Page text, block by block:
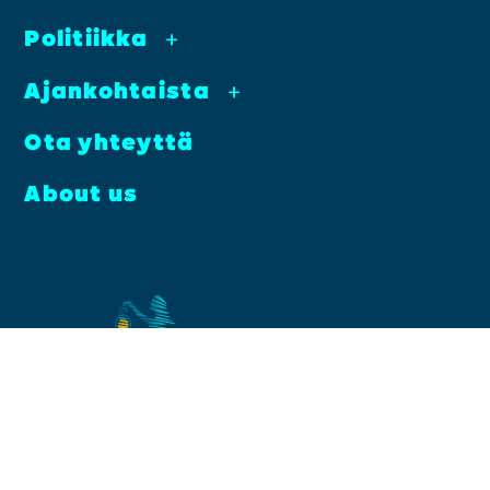
Poli­tiik­ka
+
Ajan­koh­tais­ta +
Ota yhteyt­tä
About us